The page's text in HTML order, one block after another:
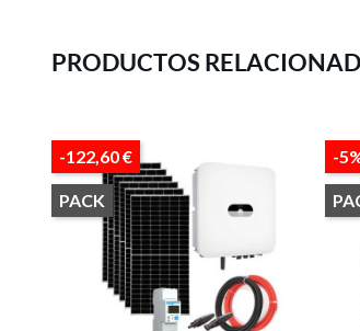
PRODUCTOS
-122,60 €
PACK
-